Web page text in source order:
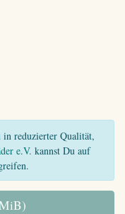
reduzierter Qualität,
e.V. kannst Du auf